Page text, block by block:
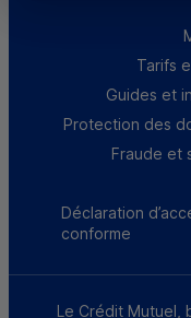
Tarifs
Guides et
Protection des
Fraude et
Déclaration
conforme
Le Crédit Mutuel,